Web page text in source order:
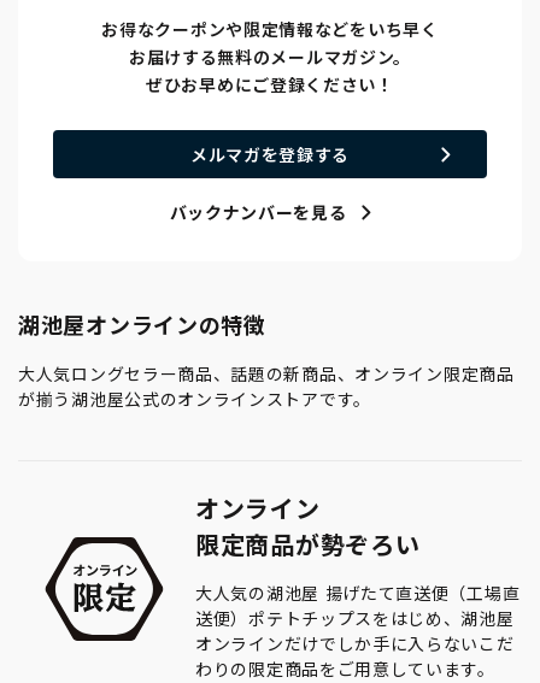
お得なクーポンや限定情報などをいち早く
お届けする無料のメールマガジン。
ぜひお早めにご登録ください！
メルマガを登録する
バックナンバーを見る
湖池屋オンラインの特徴
大人気ロングセラー商品、話題の新商品、オンライン限定商品
が揃う湖池屋公式のオンラインストアです。
オンライン
限定商品が勢ぞろい
大人気の湖池屋 揚げたて直送便（工場直
送便）ポテトチップスをはじめ、湖池屋
オンラインだけでしか手に入らないこだ
わりの限定商品をご用意しています。